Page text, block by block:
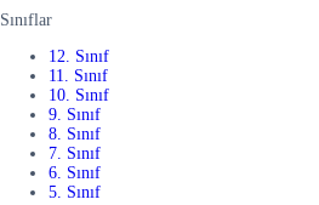
Sınıflar
12. Sınıf
11. Sınıf
10. Sınıf
9. Sınıf
8. Sınıf
7. Sınıf
6. Sınıf
5. Sınıf